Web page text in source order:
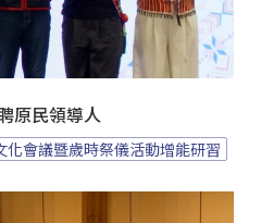
原民領導人
化會議暨歲時祭儀活動增能研習